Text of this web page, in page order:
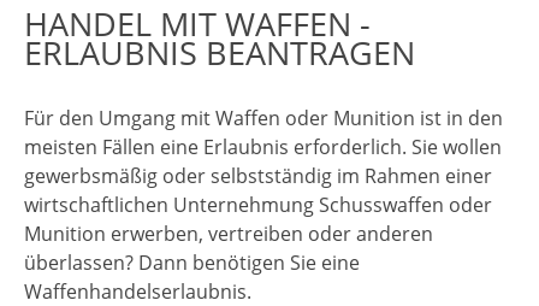
HANDEL MIT WAFFEN -
ERLAUBNIS BEANTRAGEN
Für den Umgang mit Waffen oder Munition ist in den
meisten Fällen eine Erlaubnis erforderlich. Sie wollen
gewerbsmäßig oder selbstständig im Rahmen einer
wirtschaftlichen Unternehmung Schusswaffen oder
Munition erwerben, vertreiben oder anderen
überlassen? Dann benötigen Sie eine
Waffenhandelserlaubnis.